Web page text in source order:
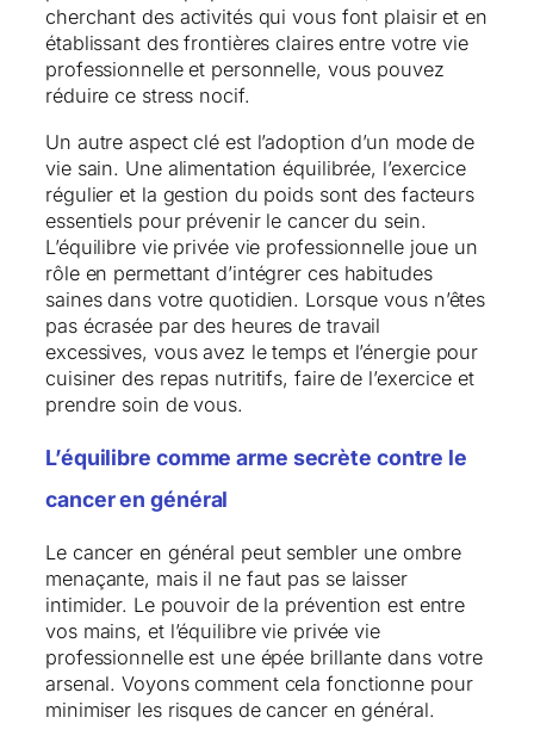
cherchant des activités qui vous font plaisir et en
établissant des frontières claires entre votre vie
professionnelle et personnelle, vous pouvez
réduire ce stress nocif.
Un autre aspect clé est l’adoption d’un mode de
vie sain. Une alimentation équilibrée, l’exercice
régulier et la gestion du poids sont des facteurs
essentiels pour prévenir le cancer du sein.
L’équilibre vie privée vie professionnelle joue un
rôle en permettant d’intégrer ces habitudes
saines dans votre quotidien. Lorsque vous n’êtes
pas écrasée par des heures de travail
excessives, vous avez le temps et l’énergie pour
cuisiner des repas nutritifs, faire de l’exercice et
prendre soin de vous.
L’équilibre comme arme secrète contre le
cancer en général
Le cancer en général peut sembler une ombre
menaçante, mais il ne faut pas se laisser
intimider. Le pouvoir de la prévention est entre
vos mains, et l’équilibre vie privée vie
professionnelle est une épée brillante dans votre
arsenal. Voyons comment cela fonctionne pour
minimiser les risques de cancer en général.